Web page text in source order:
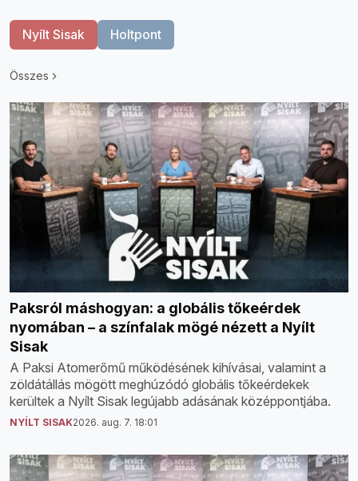
Nyílt Sisak Holtpont
Összes
Paksról máshogyan: a globális tőkeérdek
nyomában – a színfalak mögé nézett a Nyílt
Sisak
A Paksi Atomerőmű működésének kihívásai, valamint a
zöldátállás mögött meghúzódó globális tőkeérdekek
kerültek a Nyílt Sisak legújabb adásának középpontjába.
NYÍLT SISAK2026. aug. 7. 18:01